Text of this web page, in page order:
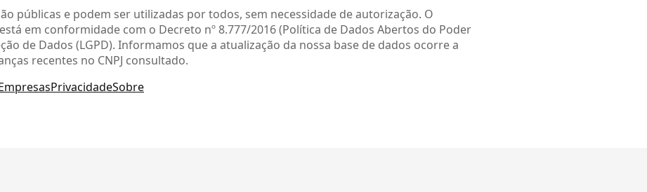
públicas e podem ser utilizadas por todos, sem necessidade de autorização. O
em conformidade com o Decreto nº 8.777/2016 (Política de Dados Abertos do Poder
de Dados (LGPD). Informamos que a atualização da nossa base de dados ocorre a
recentes no CNPJ consultado.
PrivacidadeSobre